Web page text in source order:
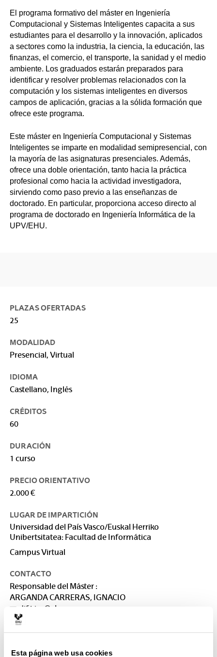
Esta página web usa cookies
El programa formativo del máster en Ingeniería
Computacional y Sistemas Inteligentes capacita a sus
estudiantes para el desarrollo y la innovación, aplicados
a sectores como la industria, la ciencia, la educación, las
finanzas, el comercio, el transporte, la sanidad y el medio
ambiente. Los graduados estarán preparados para
identificar y resolver problemas relacionados con la
computación y los sistemas inteligentes en diversos
campos de aplicación, gracias a la sólida formación que
ofrece este programa.
Este máster en Ingeniería Computacional y Sistemas
Inteligentes se imparte en modalidad semipresencial, con
la mayoría de las asignaturas presenciales. Además,
ofrece una doble orientación, tanto hacia la práctica
profesional como hacia la actividad investigadora,
sirviendo como paso previo a las enseñanzas de
doctorado. En particular, proporciona acceso directo al
programa de doctorado en Ingeniería Informática de la
UPV/EHU.
PLAZAS OFERTADAS
25
MODALIDAD
Presencial, Virtual
IDIOMA
Castellano, Inglés
CRÉDITOS
60
DURACIÓN
1 curso
PRECIO ORIENTATIVO
2.000 €
LUGAR DE IMPARTICIÓN
Universidad del País Vasco/Euskal Herriko
Unibertsitatea: Facultad de Informática
Campus Virtual
CONTACTO
Responsable del Máster :
ARGANDA CARRERAS, IGNACIO
dif.kisa@ehu.eus
Secretaría :
dif.masterrak@ehu.eus